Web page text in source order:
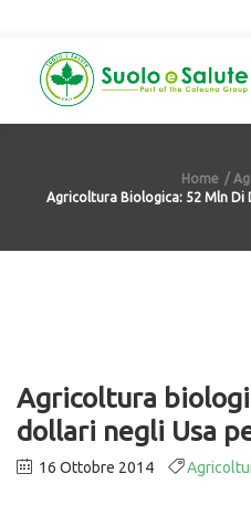
Home
Agricoltura Biologica: 52 Mln Di
Agricoltura
dollari negli Usa
16 Ottobre 2014